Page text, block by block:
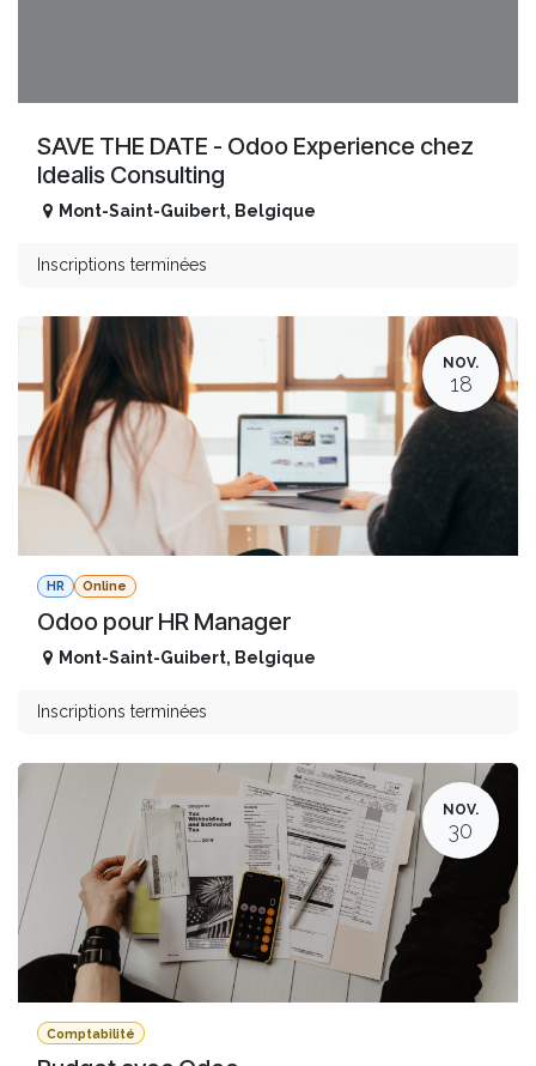
SAVE THE DATE - Odoo Experience chez
Idealis Consulting
Mont-Saint-Guibert, Belgique
Inscriptions terminées
NOV.
18
HR Online
Odoo pour HR Manager
Mont-Saint-Guibert, Belgique
Inscriptions terminées
NOV.
30
Comptabilité